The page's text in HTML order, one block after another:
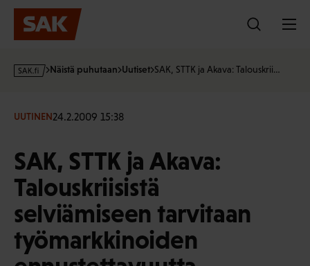
Hyppää
sisältöön
s
·
Näistä puhutaan Uutiset SAK, STTK ja Akava: Talouskrii…
UUTINEN24.2.2009 15:38
SAK, STTK ja Akava:
Talouskriisistä
selviämiseen tarvitaan
työmarkkinoiden